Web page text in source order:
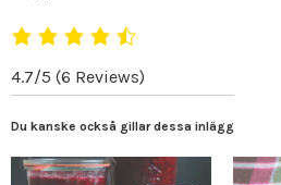
4.7/5 (6 Reviews)
Du kanske också gillar dessa inlägg